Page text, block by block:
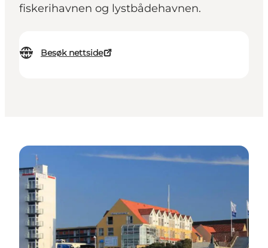
fiskerihavnen og lystbådehavnen.
Besøk nettside